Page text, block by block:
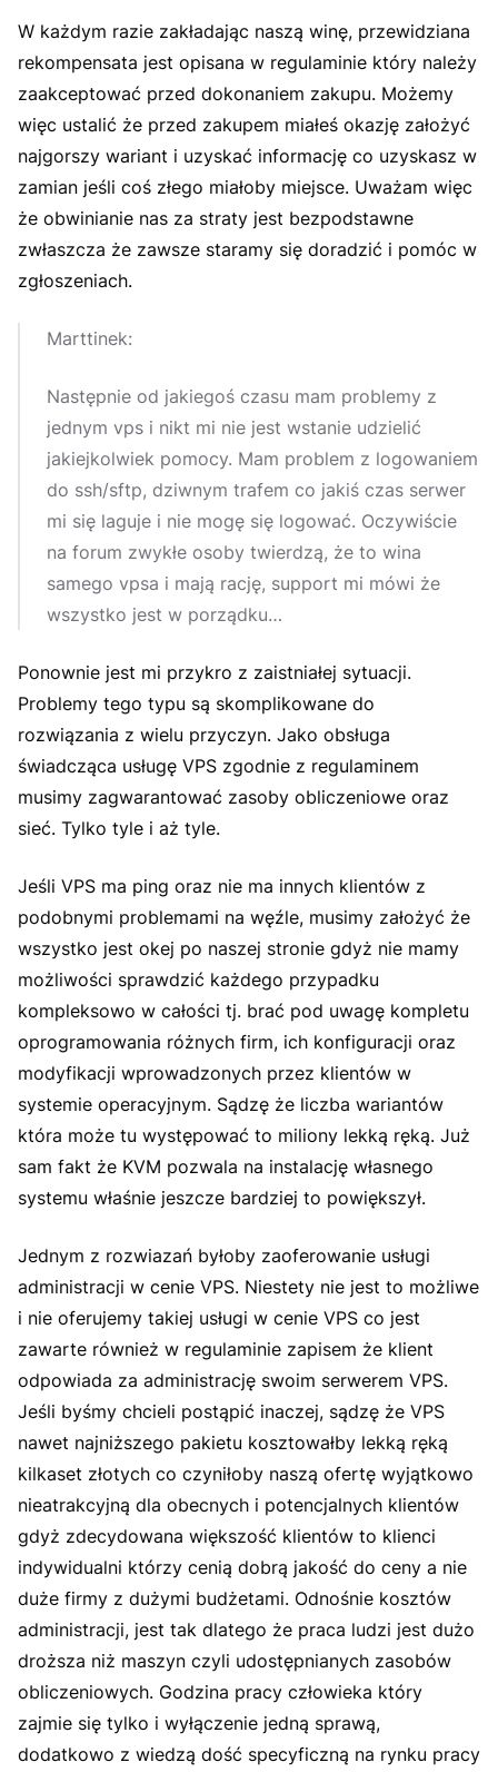
W każdym razie zakładając naszą winę, przewidziana
rekompensata jest opisana w regulaminie który należy
zaakceptować przed dokonaniem zakupu. Możemy
więc ustalić że przed zakupem miałeś okazję założyć
najgorszy wariant i uzyskać informację co uzyskasz w
zamian jeśli coś złego miałoby miejsce. Uważam więc
że obwinianie nas za straty jest bezpodstawne
zwłaszcza że zawsze staramy się doradzić i pomóc w
zgłoszeniach.
Marttinek:
Następnie od jakiegoś czasu mam problemy z
jednym vps i nikt mi nie jest wstanie udzielić
jakiejkolwiek pomocy. Mam problem z logowaniem
do ssh/sftp, dziwnym trafem co jakiś czas serwer
mi się laguje i nie mogę się logować. Oczywiście
na forum zwykłe osoby twierdzą, że to wina
samego vpsa i mają rację, support mi mówi że
wszystko jest w porządku…
Ponownie jest mi przykro z zaistniałej sytuacji.
Problemy tego typu są skomplikowane do
rozwiązania z wielu przyczyn. Jako obsługa
świadcząca usługę VPS zgodnie z regulaminem
musimy zagwarantować zasoby obliczeniowe oraz
sieć. Tylko tyle i aż tyle.
Jeśli VPS ma ping oraz nie ma innych klientów z
podobnymi problemami na węźle, musimy założyć że
wszystko jest okej po naszej stronie gdyż nie mamy
możliwości sprawdzić każdego przypadku
kompleksowo w całości tj. brać pod uwagę kompletu
oprogramowania różnych firm, ich konfiguracji oraz
modyfikacji wprowadzonych przez klientów w
systemie operacyjnym. Sądzę że liczba wariantów
która może tu występować to miliony lekką ręką. Już
sam fakt że KVM pozwala na instalację własnego
systemu właśnie jeszcze bardziej to powiększył.
Jednym z rozwiazań byłoby zaoferowanie usługi
administracji w cenie VPS. Niestety nie jest to możliwe
i nie oferujemy takiej usługi w cenie VPS co jest
zawarte również w regulaminie zapisem że klient
odpowiada za administrację swoim serwerem VPS.
Jeśli byśmy chcieli postąpić inaczej, sądzę że VPS
nawet najniższego pakietu kosztowałby lekką ręką
kilkaset złotych co czyniłoby naszą ofertę wyjątkowo
nieatrakcyjną dla obecnych i potencjalnych klientów
gdyż zdecydowana większość klientów to klienci
indywidualni którzy cenią dobrą jakość do ceny a nie
duże firmy z dużymi budżetami. Odnośnie kosztów
administracji, jest tak dlatego że praca ludzi jest dużo
droższa niż maszyn czyli udostępnianych zasobów
obliczeniowych. Godzina pracy człowieka który
zajmie się tylko i wyłączenie jedną sprawą,
dodatkowo z wiedzą dość specyficzną na rynku pracy